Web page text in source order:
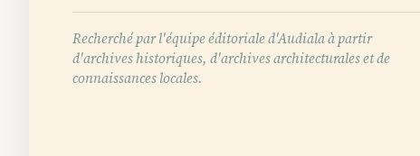
Recherché par l'équipe éditoriale d'Audiala à partir
d'archives historiques, d'archives architecturales et de
connaissances locales.